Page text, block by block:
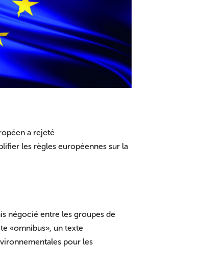
a rejeté
les règles européennes sur la
négocié entre les groupes de
« omnibus », un texte
pour les